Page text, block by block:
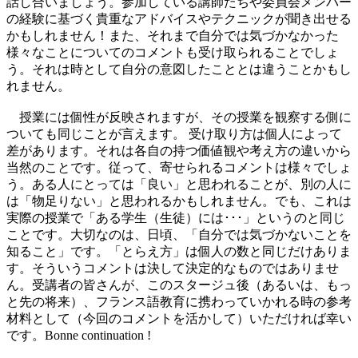
の経験に基づく貴重なアドバイスやテクニックが聞き出せる
かもしれません！また、それまで自分では気づかなかった
様々なことについてのコメントも受け取られることでしょ
う。それは時として自分の意図したこととは違うことかもし
れません。
授業には個性が反映されますが、その授業を観察する側に
ついても同じことが言えます。 受け取り方は個人によって
差があります。それは各自の持つ価値観や考え方の違いから
当然のことです。従って、寄せられるコメントは様々でしょ
う。ある人にとっては「良い」と思われることが、別の人に
は「物足りない」と思われるかもしれません。でも、これは
実際の授業で「ある学生（生徒）には･･･」というのと同じ
ことです。大切なのは、日頃、「自分では気づかないことを
知ること」です。「とらえ方」は個人の数と同じだけありま
す。そういうコメントは決して決定的なものではありませ
ん。受講者の皆さんが、このスタージュ後（あるいは、もっ
と先の将来）、フランス語教育に携わっていかれる時の参考
材料として（今回のコメントを活かして）いただければ幸い
です。Bonne continuation !